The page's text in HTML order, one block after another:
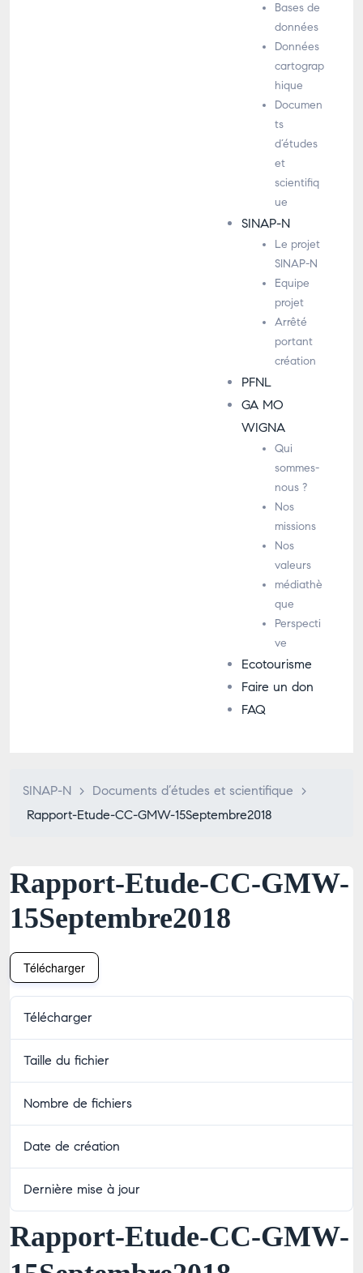
Bases de
données
Données
cartograp
hique
Documen
ts
d’études
et
scientifiq
ue
SINAP-N
Le projet
SINAP-N
Equipe
projet
Arrêté
portant
création
PFNL
GA MO
WIGNA
Qui
sommes-
nous ?
Nos
missions
Nos
valeurs
médiathè
que
Perspecti
ve
Ecotourisme
Faire un don
FAQ
SINAP-N > Documents d’études et scientifique
>
Rapport-Etude-CC-GMW-15Septembre2018
Rapport-Etude-CC-GMW-
15Septembre2018
Télécharger
Télécharger
Taille du fichier
Nombre de fichiers
Date de création
Dernière mise à jour
Rapport-Etude-CC-GMW-